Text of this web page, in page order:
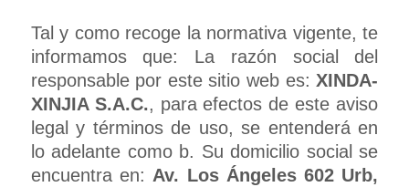
Tal y como recoge la normativa vigente, te
informamos que: La razón social del
responsable por este sitio web es: XINDA-
XINJIA S.A.C., para efectos de este aviso
legal y términos de uso, se entenderá en
lo adelante como b. Su domicilio social se
encuentra en: Av. Los Ángeles 602 Urb,